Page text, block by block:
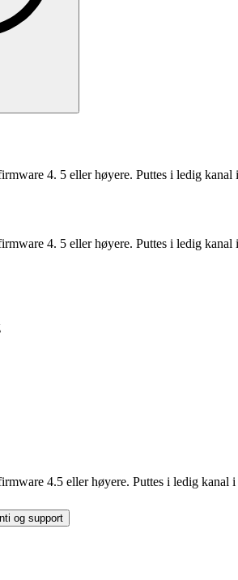
4. 5 eller høyere. Puttes i ledig
4. 5 eller høyere. Puttes i ledig
4.5 eller høyere. Puttes i ledig
og support